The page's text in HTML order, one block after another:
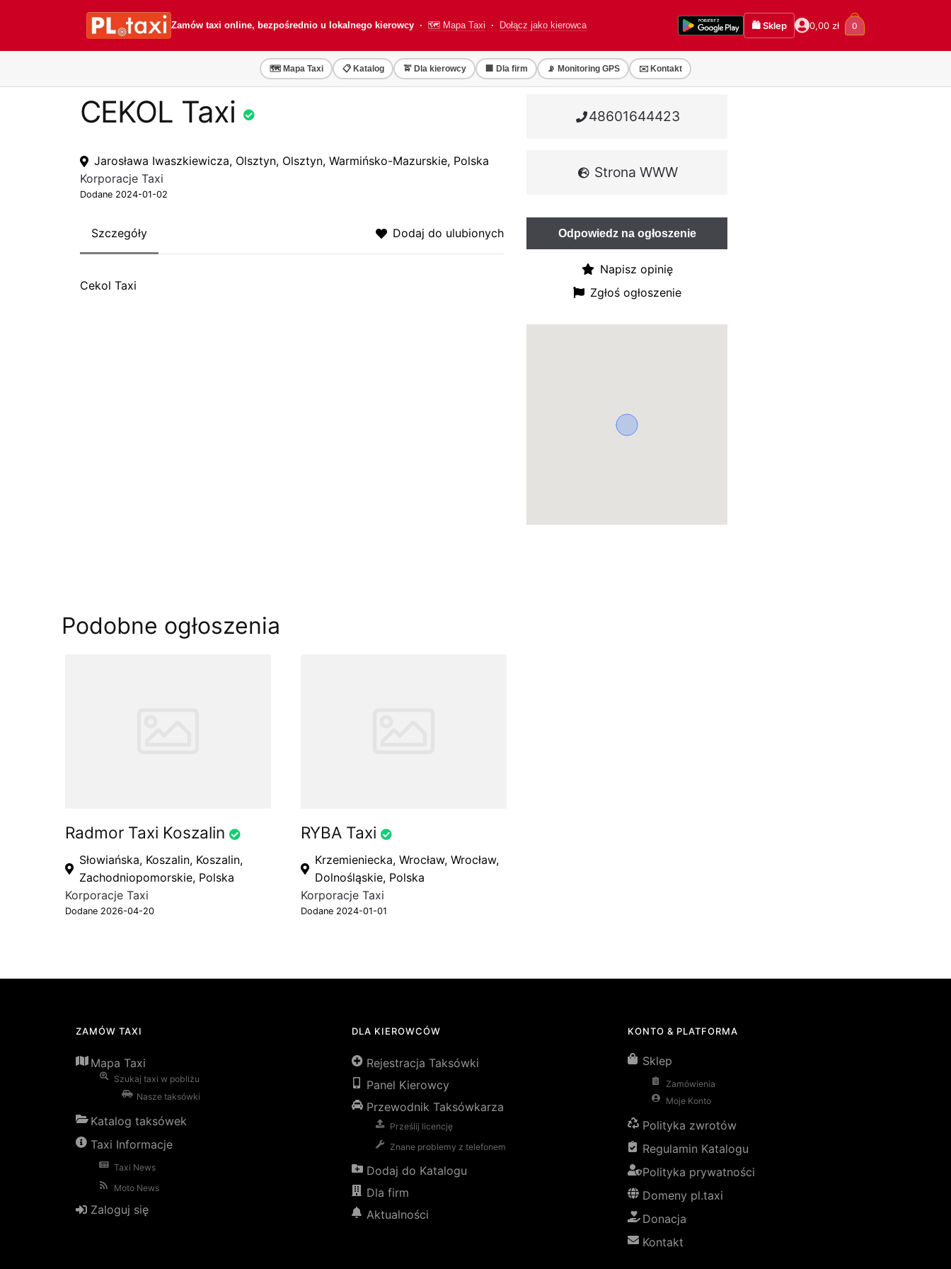
Zamów taxi online, bezpośrednio u lokalnego kierowcy · 🗺️ Mapa Taxi · Dołącz jako kierowca 🛍️ Sklep 0,00 zł 0
🗺️ Mapa Taxi 📋 Katalog 🚖 Dla kierowcy 🏢 Dla firm 📡 Monitoring GPS ✉️ Kontakt
CEKOL Taxi
Jarosława Iwaszkiewicza, Olsztyn, Olsztyn, Warmińsko-Mazurskie, Polska
Korporacje Taxi
Dodane 2024-01-02
Szczegóły Dodaj do ulubionych
Cekol Taxi
48601644423
Strona WWW
Odpowiedz na ogłoszenie
Napisz opinię
Zgłoś ogłoszenie
Podobne ogłoszenia
Radmor Taxi Koszalin
Słowiańska, Koszalin, Koszalin,
Zachodniopomorskie, Polska
Korporacje Taxi
Dodane 2026-04-20
RYBA Taxi
Krzemieniecka, Wrocław, Wrocław,
Dolnośląskie, Polska
Korporacje Taxi
Dodane 2024-01-01
ZAMÓW TAXI
Mapa Taxi
Szukaj taxi w pobliżu
Nasze taksówki
Katalog taksówek
Taxi Informacje
Taxi News
Moto News
Zaloguj się
DLA KIEROWCÓW
Rejestracja Taksówki
Panel Kierowcy
Przewodnik Taksówkarza
Prześlij licencję
Znane problemy z telefonem
Dodaj do Katalogu
Dla firm
Aktualności
KONTO & PLATFORMA
Sklep
Zamówienia
Moje Konto
Polityka zwrotów
Regulamin Katalogu
Polityka prywatności
Domeny pl.taxi
Donacja
Kontakt